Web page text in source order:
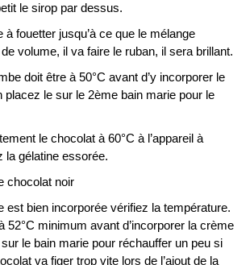
le sirop par dessus.
à fouetter jusqu’à ce que le mélange
volume, il va faire le ruban, il sera brillant.
doit être à 50°C avant d’y incorporer le
placez le sur le 2ème bain marie pour le
le chocolat à 60°C à l’appareil à
la gélatine essorée.
est bien incorporée vérifiez la température.
52°C minimum avant d’incorporer la crème
le bain marie pour réchauffer un peu si
va figer trop vite lors de l’ajout de la